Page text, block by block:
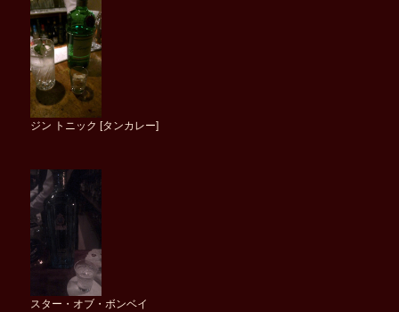
ジン トニック [タンカレー]
スター・オブ・ボンベイ